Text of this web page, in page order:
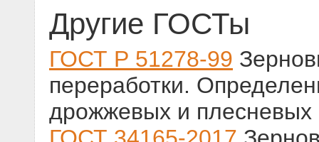
Другие ГОСТы
ГОСТ Р 51278-99
переработки.
дрожжевых и плесневых